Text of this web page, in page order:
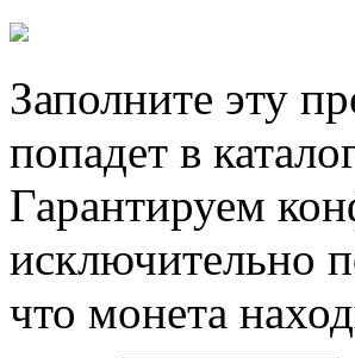
Заполните эту
попадет в
Гарантируем
исключительно
что монета